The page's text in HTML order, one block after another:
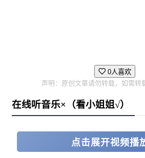
0人喜欢
声明：原创文章请勿转载，如需转
在线听音乐×（看小姐姐√）
点击展开视频播